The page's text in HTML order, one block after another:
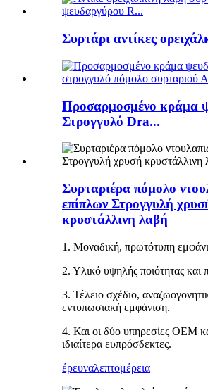
Συρτάρι αντίκες
Προσαρμοσμένο κράμα
Στρογγυλό Dra...
Συρταριέρα πόμολο
επίπλων Στρογγυλή
κρυστάλλινη λαβή
1. Μοναδική, πρωτότυπη
2. Υλικό υψηλής ποιότητας και
3. Τέλειο σχέδιο,
εντυπωσιακή εμφάνιση.
4. Και οι δύο υπηρεσίες OEM
ιδιαίτερα ευπρόσδεκτες.
έρευναλεπτομέρεια